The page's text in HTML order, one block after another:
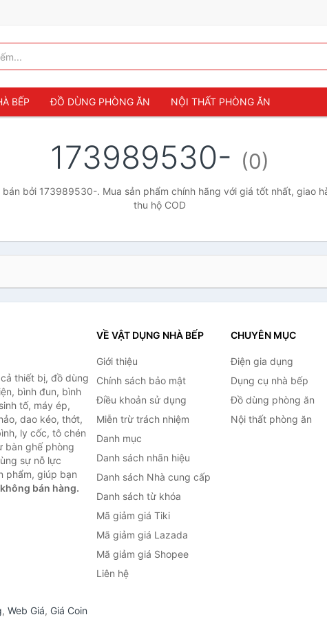
BẾP ĐỒ DÙNG PHÒNG ĂN NỘI THẤT PHÒNG ĂN
173989530- (0)
bởi 173989530-. Mua sản phẩm chính hãng với giá tốt nhất, giao
thu hộ COD
thiết bị, đồ dùng
bình đun, bình
tố, máy ép,
dao kéo, thớt,
ly cốc, tô chén
bàn ghế phòng
sự nỗ lực
phẩm, giúp bạn
bán hàng.
VỀ VẬT DỤNG NHÀ BẾP
Giới thiệu
Chính sách bảo mật
Điều khoản sử dụng
Miễn trừ trách nhiệm
Danh mục
Danh sách nhãn hiệu
Danh sách Nhà cung cấp
Danh sách từ khóa
Mã giảm giá Tiki
Mã giảm giá Lazada
Mã giảm giá Shopee
Liên hệ
CHUYÊN MỤC
Điện gia dụng
Dụng cụ nhà bếp
Đồ dùng phòng ăn
Nội thất phòng ăn
, Web Giá, Giá Coin